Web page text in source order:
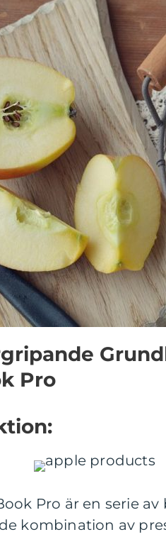
Pro
Pro är en serie
kombination av